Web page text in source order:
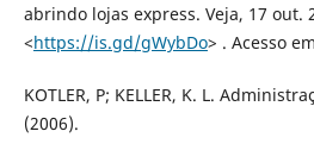
abrindo lojas express. Veja, 17 out.
<https://is.gd/gWybDo> . Acesso
KOTLER, P; KELLER, K. L.
(2006).